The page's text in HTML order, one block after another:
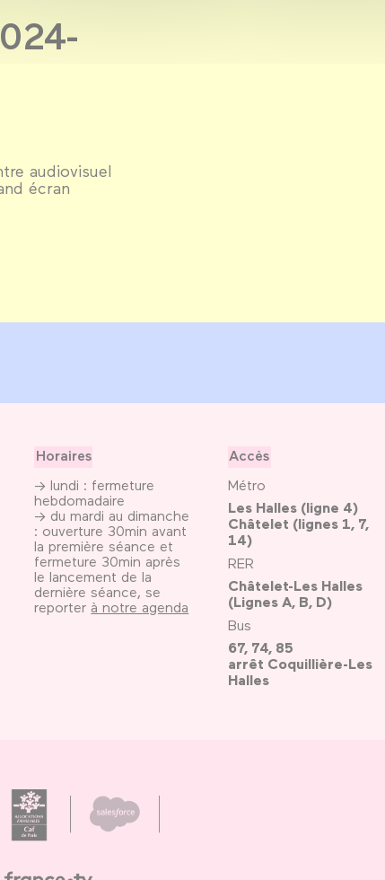
audiovisuel
écran
Horaires
→ lundi : fermeture
hebdomadaire
→ du mardi au dimanche
: ouverture 30min avant
la première séance et
fermeture 30min après
le lancement de la
dernière séance, se
reporter à notre agenda
Accès
Métro
Les Halles (ligne 4)
Châtelet (lignes 1, 7,
14)
RER
Châtelet-Les Halles
(Lignes A, B, D)
Bus
67, 74, 85
arrêt Coquillière-Les
Halles